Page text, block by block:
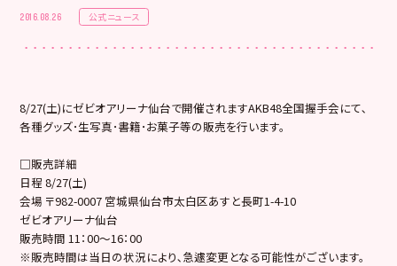
2016.08.26 公式ニュース
8/27(土)にゼビオアリーナ仙台で開催されますAKB48全国握手会にて､
各種グッズ･生写真･書籍･お菓子等の販売を行います。
□販売詳細
日程 8/27(土)
会場 〒982-0007 宮城県仙台市太白区あすと長町1-4-10
ゼビオアリーナ仙台
販売時間 11：00～16：00
※販売時間は当日の状況により､急遽変更となる可能性がございます。